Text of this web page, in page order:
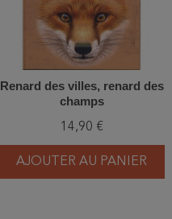
Renard des villes, renard des
champs
14,90 €
AJOUTER AU PANIER